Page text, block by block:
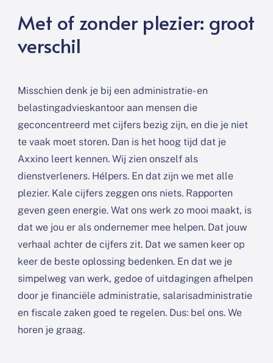
Met of zonder plezier: groot
verschil
Misschien denk je bij een administratie- en
belastingadvieskantoor aan mensen die
geconcentreerd met cijfers bezig zijn, en die je niet
te vaak moet storen. Dan is het hoog tijd dat je
Axxino leert kennen. Wij zien onszelf als
dienstverleners. Hélpers. En dat zijn we met alle
plezier. Kale cijfers zeggen ons niets. Rapporten
geven geen energie. Wat ons werk zo mooi maakt, is
dat we jou er als ondernemer mee helpen. Dat jouw
verhaal achter de cijfers zit. Dat we samen keer op
keer de beste oplossing bedenken. En dat we je
simpelweg van werk, gedoe of uitdagingen afhelpen
door je financiële administratie, salarisadministratie
en fiscale zaken goed te regelen. Dus: bel ons. We
horen je graag.